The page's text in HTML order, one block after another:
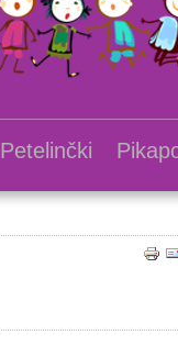
Petelinčki